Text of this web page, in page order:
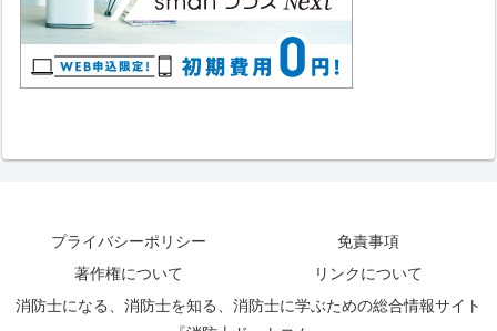
プライバシーポリシー
免責事項
著作権について
リンクについて
消防士になる、消防士を知る、消防士に学ぶための総合情報サイト